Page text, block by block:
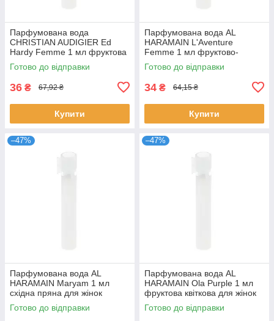
Парфумована вода
CHRISTIAN AUDIGIER Ed
Hardy Femme 1 мл фруктова
квіткова для жінок пробник
розпив Крістіан
Готово до відправки
36 ₴ 67,92 ₴
Купити
Парфумована вода AL
HARAMAIN L'Aventure
Femme 1 мл фруктово-
квіткова стійка для жінок
розпив Аль Харамейн
Готово до відправки
34 ₴ 64,15 ₴
Купити
–47%
Парфумована вода AL
HARAMAIN Maryam 1 мл
східна пряна для жінок
розпив пробник стійкий
аромат Аль Харамейн
Готово до відправки
–47%
Парфумована вода AL
HARAMAIN Ola Purple 1 мл
фруктова квіткова для жінок
стійкий розпив Аль Харамейн
Готово до відправки